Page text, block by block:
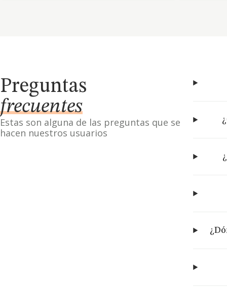
Preguntas
frecuentes
Estas son alguna de las preguntas que se
hacen nuestros usuarios